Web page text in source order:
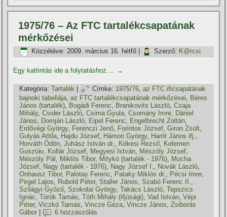
1975/76 – Az FTC tartalékcsapatának
mérkőzései
Közzétéve: 2009. március 16. hétfő Szerző: K@rcsi
Egy kattintás ide a folytatáshoz.... →
Kategória: Tartalék | Címke: 1975/76,az FTC ificsapatának
bajnoki tabellája,az FTC tartalékcsapatának mérkőzései, Béres
János (tartalék), Bogádi Ferenc, Branikovits László,Csaja
Mihály,Csider László,Csima Gyula,Csomány Imre, Dániel
János, Domján László, Eipel Ferenc, Engelbrecht Zoltán,
Erdővégi György, Ferenczi Jenő, Forintos József,Giron Zsolt,
Gulyás Attila, Hajdu József, Hámori György, Harót János ifj.,
Horváth Ödön,Juhász István dr., Kékesi Rezső, Kelemen
Gusztáv, Kollár József, Megyesi István, Mészöly József,
Mészöly Pál , Miklós Tibor, Mitykó (tartalék - 1976), Mucha
József, Nagy (tartalék - 1976), Nagy József I., Novák László,
Onhausz Tibor, Palotay Ferenc, Pataky Miklós dr., Pécsi Imre,
Pirgel Lajos, Rubold Péter,Staller János,Szabó Ferenc II.,
Szilágyi Győző,Szokolai György,Takács László,Tepszics
Ignác,Török Tamás,Tóth Mihály (ifjúsági),Vad István,Vépi
Péter,Viczkó Tamás,Vincze Géza,Vincze János,Zsiborás
Gábor
6 hozzászólás